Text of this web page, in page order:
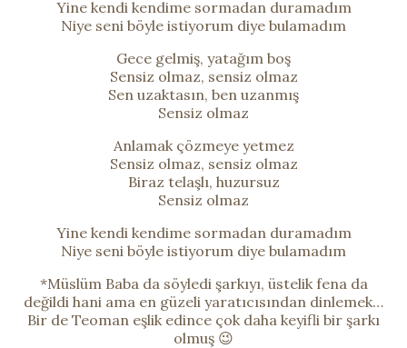
Yine kendi kendime sormadan duramadım
Niye seni böyle istiyorum diye bulamadım
Gece gelmiş, yatağım boş
Sensiz olmaz, sensiz olmaz
Sen uzaktasın, ben uzanmış
Sensiz olmaz
Anlamak çözmeye yetmez
Sensiz olmaz, sensiz olmaz
Biraz telaşlı, huzursuz
Sensiz olmaz
Yine kendi kendime sormadan duramadım
Niye seni böyle istiyorum diye bulamadım
*Müslüm Baba da söyledi şarkıyı, üstelik fena da
değildi hani ama en güzeli yaratıcısından dinlemek…
Bir de Teoman eşlik edince çok daha keyifli bir şarkı
olmuş 😉